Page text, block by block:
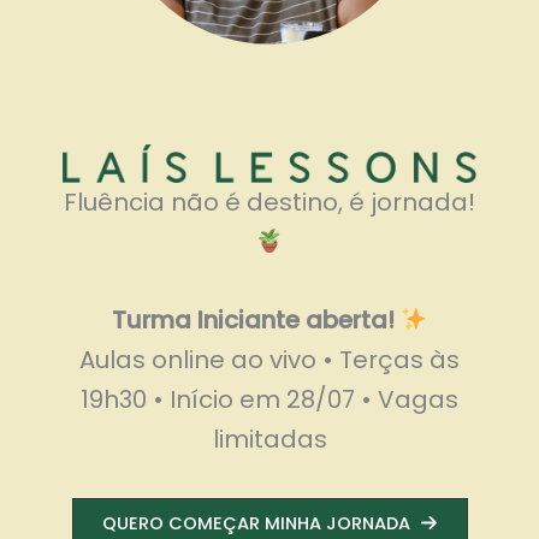
Fluência não é destino, é jornada!
Turma Iniciante aberta!
Aulas online ao vivo • Terças às
19h30 • Início em 28/07 • Vagas
limitadas
QUERO COMEÇAR MINHA JORNADA